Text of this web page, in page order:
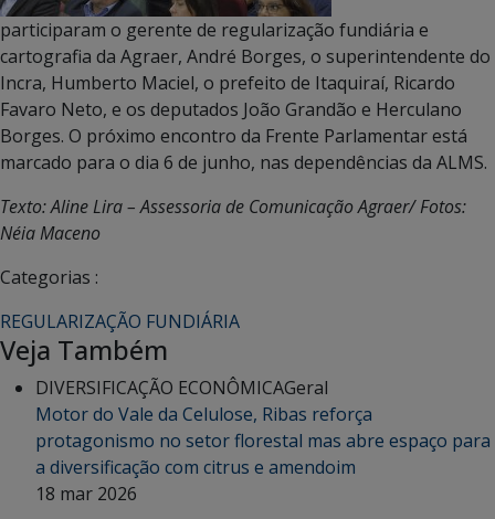
participaram o gerente de regularização fundiária e
cartografia da Agraer, André Borges, o superintendente do
Incra, Humberto Maciel, o prefeito de Itaquiraí, Ricardo
Favaro Neto, e os deputados João Grandão e Herculano
Borges. O próximo encontro da Frente Parlamentar está
marcado para o dia 6 de junho, nas dependências da ALMS.
Texto: Aline Lira – Assessoria de Comunicação Agraer/ Fotos:
Néia Maceno
Categorias :
REGULARIZAÇÃO FUNDIÁRIA
Veja Também
DIVERSIFICAÇÃO ECONÔMICAGeral
Motor do Vale da Celulose, Ribas reforça
protagonismo no setor florestal mas abre espaço para
a diversificação com citrus e amendoim
18 mar 2026